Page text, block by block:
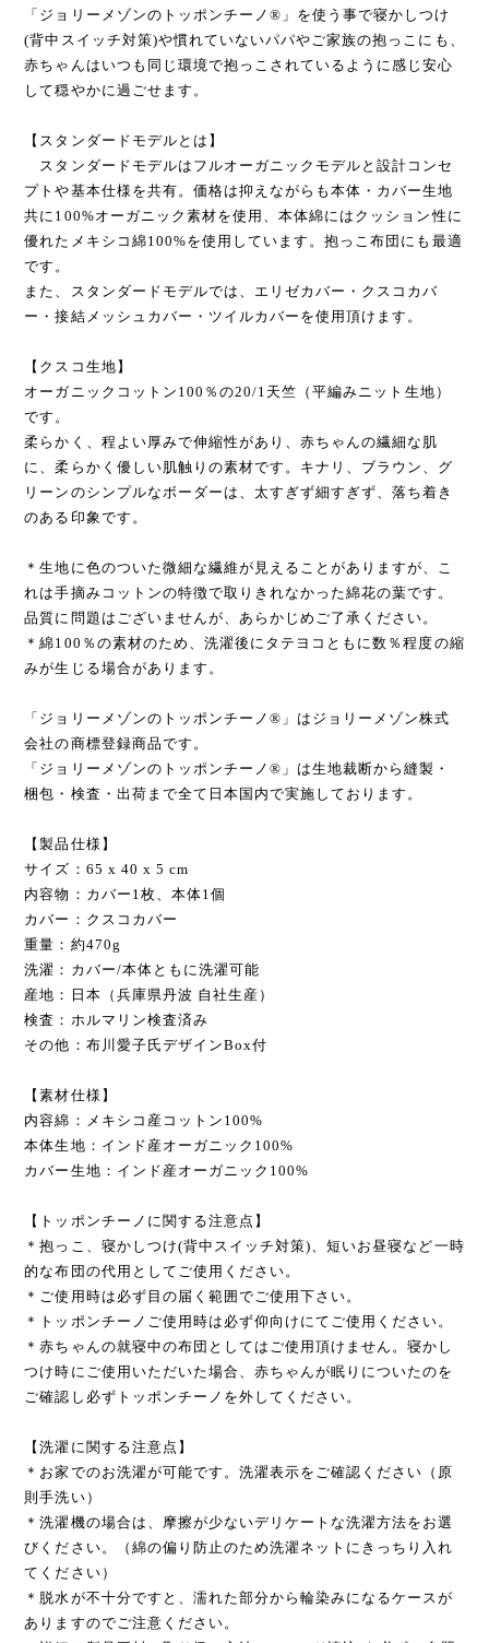
「ジョリーメゾンのトッポンチーノ®」を使う事で寝かしつけ
(背中スイッチ対策)や慣れていないパパやご家族の抱っこにも、
赤ちゃんはいつも同じ環境で抱っこされているように感じ安心
して穏やかに過ごせます。
【スタンダードモデルとは】
スタンダードモデルはフルオーガニックモデルと設計コンセ
プトや基本仕様を共有。価格は抑えながらも本体・カバー生地
共に100%オーガニック素材を使用、本体綿にはクッション性に
優れたメキシコ綿100%を使用しています。抱っこ布団にも最適
です。
また、スタンダードモデルでは、エリゼカバー・クスコカバ
ー・接結メッシュカバー・ツイルカバーを使用頂けます。
【クスコ生地】
オーガニックコットン100％の20/1天竺（平編みニット生地）
です。
柔らかく、程よい厚みで伸縮性があり、赤ちゃんの繊細な肌
に、柔らかく優しい肌触りの素材です。キナリ、ブラウン、グ
リーンのシンプルなボーダーは、太すぎず細すぎず、落ち着き
のある印象です。
＊生地に色のついた微細な繊維が見えることがありますが、こ
れは手摘みコットンの特徴で取りきれなかった綿花の葉です。
品質に問題はございませんが、あらかじめご了承ください。
＊綿100％の素材のため、洗濯後にタテヨコともに数％程度の縮
みが生じる場合があります。
「ジョリーメゾンのトッポンチーノ®」はジョリーメゾン株式
会社の商標登録商品です。
「ジョリーメゾンのトッポンチーノ®」は生地裁断から縫製・
梱包・検査・出荷まで全て日本国内で実施しております。
【製品仕様】
サイズ：65 x 40 x 5 cm
内容物：カバー1枚、本体1個
カバー：クスコカバー
重量：約470g
洗濯：カバー/本体ともに洗濯可能
産地：日本（兵庫県丹波 自社生産）
検査：ホルマリン検査済み
その他：布川愛子氏デザインBox付
【素材仕様】
内容綿：メキシコ産コットン100%
本体生地：インド産オーガニック100%
カバー生地：インド産オーガニック100%
【トッポンチーノに関する注意点】
＊抱っこ、寝かしつけ(背中スイッチ対策)、短いお昼寝など一時
的な布団の代用としてご使用ください。
＊ご使用時は必ず目の届く範囲でご使用下さい。
＊トッポンチーノご使用時は必ず仰向けにてご使用ください。
＊赤ちゃんの就寝中の布団としてはご使用頂けません。寝かし
つけ時にご使用いただいた場合、赤ちゃんが眠りについたのを
ご確認し必ずトッポンチーノを外してください。
【洗濯に関する注意点】
＊お家でのお洗濯が可能です。洗濯表示をご確認ください（原
則手洗い）
＊洗濯機の場合は、摩擦が少ないデリケートな洗濯方法をお選
びください。（綿の偏り防止のため洗濯ネットにきっちり入れ
てください）
＊脱水が不十分ですと、濡れた部分から輪染みになるケースが
ありますのでご注意ください。